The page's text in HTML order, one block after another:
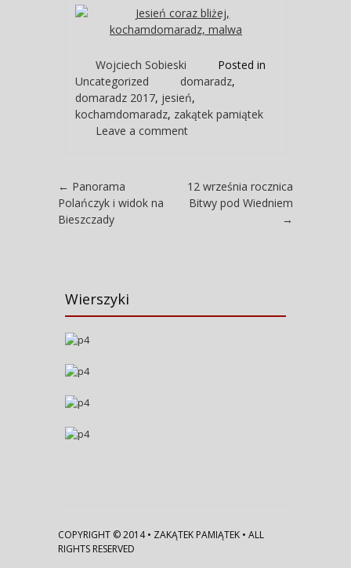
Wojciech Sobieski
Posted in
Uncategorized
domaradz,
domaradz 2017, jesień,
kochamdomaradz, zakątek pamiątek
Leave a comment
Post navigation
← Panorama
Polańczyk i widok na
Bieszczady
12 września rocznica
Bitwy pod Wiedniem
→
Wierszyki
COPYRIGHT © 2014 • ZAKĄTEK PAMIĄTEK • ALL
RIGHTS RESERVED